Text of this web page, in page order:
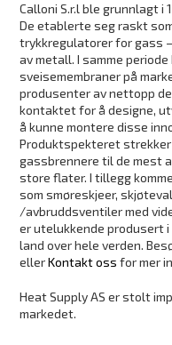
Calloni S.r.l ble grunnlagt i
De etablerte seg raskt
trykkregulatorer for gass
av metall. I samme
sveisemembraner på
produsenter av nettopp
kontaktet for å designe,
å kunne montere disse
Produktspekteret
gassbrennere til de mest
store flater. I tillegg
som smøreskjeer,
/avbruddsventiler med
er utelukkende produsert
land over hele verden.
ellerKontakt oss for mer
Heat Supply AS er stolt
markedet.